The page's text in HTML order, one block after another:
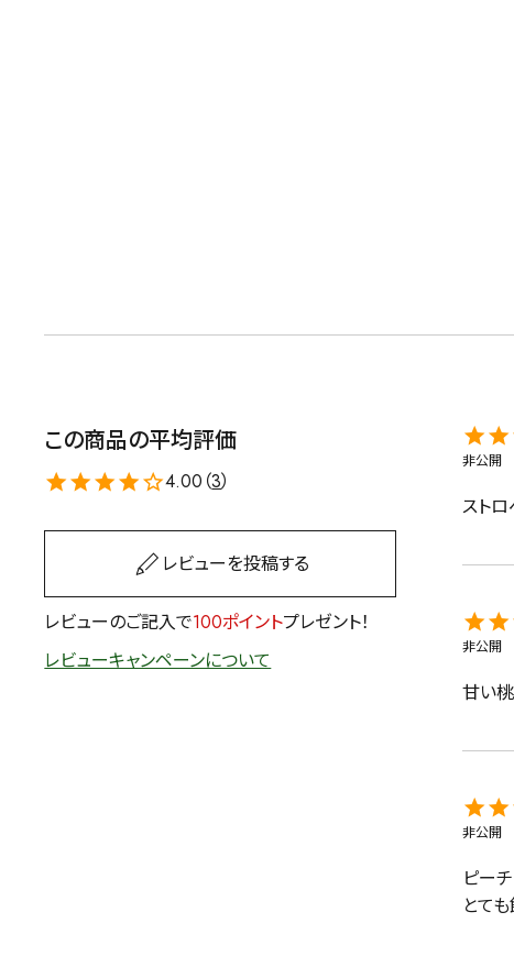
〜
健康茶
容量を選択
500g
この商品の平均評価
4.00（3）
レビューを投稿する
レビューのご記入で100ポイントプレゼント！
レビューキャンペーンについて
非公開
スト
非公開
甘い
非公開
ピー
とて